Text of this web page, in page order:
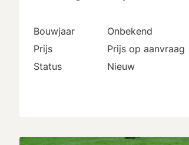
Bouwjaar
Onbekend
Prijs
Prijs op aanvraag
Status
Nieuw